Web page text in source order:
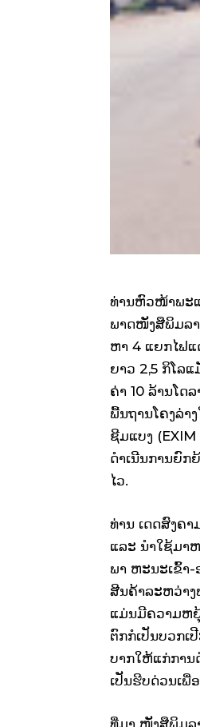
ທ່ານຫົວໜ້າພະແ
ພາດໜັງສືພິມລາ
ຫາ 4 ແຍກໄຟແ
ຍາວ 2,5 ກິໂລ
ຄ່າ 10 ລ້ານໂດ
ພື້ນຖານໂຄງລ່າ
ຊີມແບງ
ດໍາເນີນການຍົກ
ໄວ.
ທ່ານ ເດດສົງຄາ
ແລະ ນໍາໃຊ້ມາ
ພາ ຫະນະເຂົ້າ-
ສີນຄ້າລະຫວ່າງ
ແມ່ນມີຄວາມຫ
ຕົກກໍເປັນບວກເ
ບາກໃຫ້ແກ່ການ
ເປັນຮີບດ່ວນເພື່